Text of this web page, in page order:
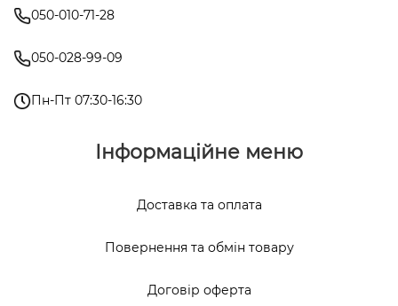
050-010-71-28
050-028-99-09
Пн-Пт 07:30-16:30
Інформаційне меню
Доставка та оплата
Повернення та обмін товару
Договір оферта